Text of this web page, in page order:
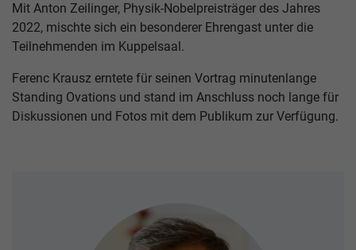
Mit Anton Zeilinger, Physik-Nobelpreisträger des Jahres
2022, mischte sich ein besonderer Ehrengast unter die
Teilnehmenden im Kuppelsaal.
Ferenc Krausz erntete für seinen Vortrag minutenlange
Standing Ovations und stand im Anschluss noch lange für
Diskussionen und Fotos mit dem Publikum zur Verfügung.